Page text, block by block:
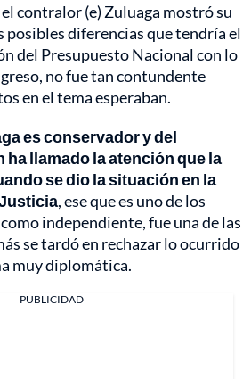
contralor (e) Zuluaga mostró su
posibles diferencias que tendría el
del Presupuesto Nacional con lo
no fue tan contundente
en el tema esperaban.
es conservador y del
llamado la atención que la
se dio la situación en la
, ese que es uno de los
independiente, fue una de las
se tardó en rechazar lo ocurrido
muy diplomática.
PUBLICIDAD